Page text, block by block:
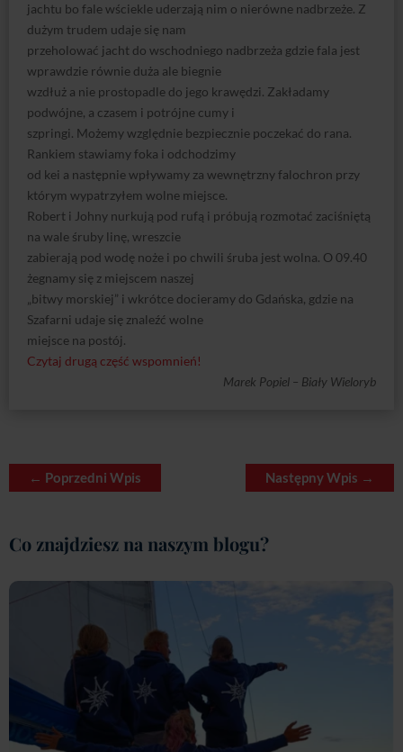
jachtu bo fale wściekle uderzają nim o nierówne nadbrzeże. Z
dużym trudem udaje się nam
przeholować jacht do wschodniego nadbrzeża gdzie fala jest
wprawdzie równie duża ale biegnie
wzdłuż a nie prostopadle do jego krawędzi. Zakładamy
podwójne, a czasem i potrójne cumy i
szpringi. Możemy względnie bezpiecznie poczekać do rana.
Rankiem stawiamy foka i odchodzimy
od kei a następnie wpływamy za wewnętrzny falochron przy
którym wypatrzyłem wolne miejsce.
Robert i Johny nurkują pod rufą i próbują rozmotać zaciśniętą
na wale śruby linę, wreszcie
zabierają pod wodę noże i po chwili śruba jest wolna. O 09.40
żegnamy się z miejscem naszej
„bitwy morskiej” i wkrótce docieramy do Gdańska, gdzie na
Szafarni udaje się znaleźć wolne
miejsce na postój.
Czytaj drugą część wspomnień!
Marek Popiel – Biały Wieloryb
← Poprzedni Wpis Następny Wpis →
Co znajdziesz na naszym blogu?